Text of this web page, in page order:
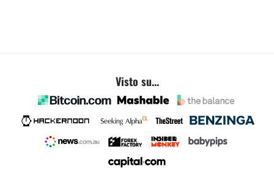
Visto su...